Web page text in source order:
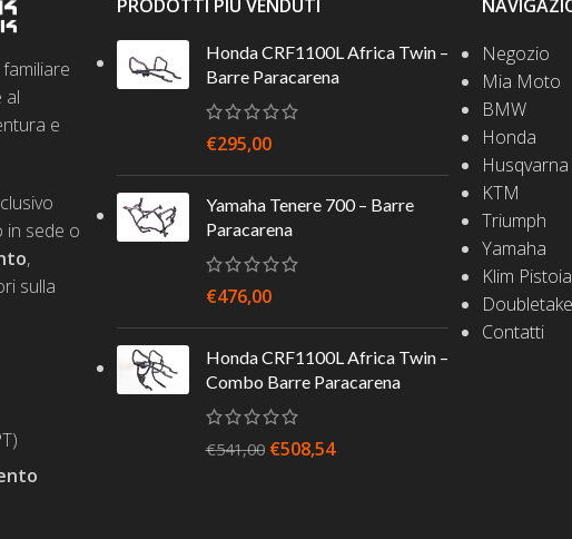
al
e
in sede o
,
sulla
PRODOTTI PIÙ VENDUTI
Honda CRF1100L Africa Twin –
Barre Paracarena
€295,00
Yamaha Tenere 700 – Barre
Paracarena
€476,00
Honda CRF1100L Africa Twin –
Combo Barre Paracarena
€541,00 €508,54
Negozio
Mia Moto
BMW
Honda
Husqvarna
KTM
Triumph
Yamaha
Klim Pistoia
Contatti